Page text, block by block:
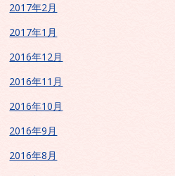
2017年2月
2017年1月
2016年12月
2016年11月
2016年10月
2016年9月
2016年8月